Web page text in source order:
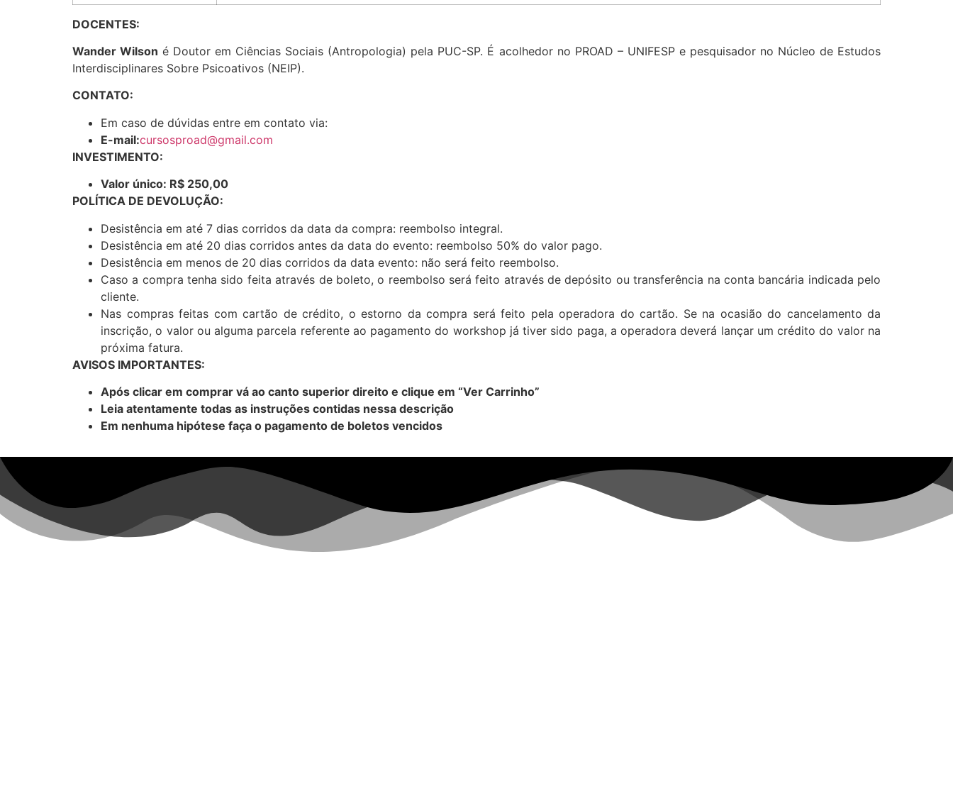
DOCENTES:
Wander Wilson é Doutor em Ciências Sociais (Antropologia) pela PUC-SP. É acolhedor no PROAD – UNIFESP e pesquisador no Núcleo de Estudos
Interdisciplinares Sobre Psicoativos (NEIP).
CONTATO:
Em caso de dúvidas entre em contato via:
E-mail:cursosproad@gmail.com
INVESTIMENTO:
Valor único: R$ 250,00
POLÍTICA DE DEVOLUÇÃO:
Desistência em até 7 dias corridos da data da compra: reembolso integral.
Desistência em até 20 dias corridos antes da data do evento: reembolso 50% do valor pago.
Desistência em menos de 20 dias corridos da data evento: não será feito reembolso.
Caso a compra tenha sido feita através de boleto, o reembolso será feito através de depósito ou transferência na conta bancária indicada pelo
cliente.
Nas compras feitas com cartão de crédito, o estorno da compra será feito pela operadora do cartão. Se na ocasião do cancelamento da
inscrição, o valor ou alguma parcela referente ao pagamento do workshop já tiver sido paga, a operadora deverá lançar um crédito do valor na
próxima fatura.
AVISOS IMPORTANTES:
Após clicar em comprar vá ao canto superior direito e clique em “Ver Carrinho”
Leia atentamente todas as instruções contidas nessa descrição
Em nenhuma hipótese faça o pagamento de boletos vencidos